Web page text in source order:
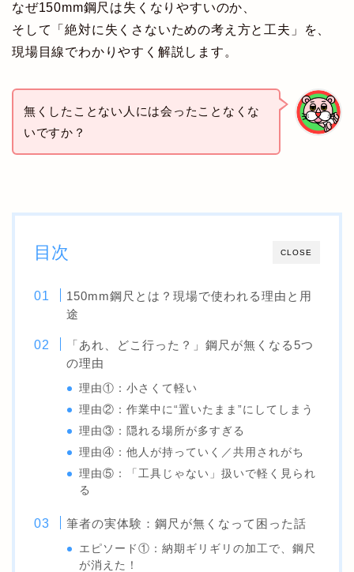
なぜ150mm鋼尺は失くなりやすいのか、
そして「絶対に失くさないための考え方と工夫」を、
現場目線でわかりやすく解説します。
無くしたことない人には会ったことなくな
いですか？
CLOSE
目次
150mm鋼尺とは？現場で使われる理由と用
途
「あれ、どこ行った？」鋼尺が無くなる5つ
の理由
理由①：小さくて軽い
理由②：作業中に“置いたまま”にしてしまう
理由③：隠れる場所が多すぎる
理由④：他人が持っていく／共用されがち
理由⑤：「工具じゃない」扱いで軽く見られ
る
筆者の実体験：鋼尺が無くなって困った話
エピソード①：納期ギリギリの加工で、鋼尺
が消えた！